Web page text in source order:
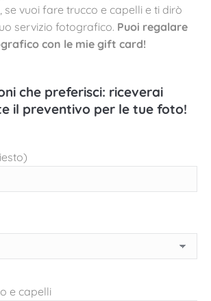
se vuoi fare trucco e capelli e ti dirò
servizio fotografico. Puoi regalare
con le mie gift card!
che preferisci: riceverai
il preventivo per le tue foto!
e capelli